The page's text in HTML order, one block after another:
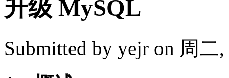
升级 MySQL
Submitted by yejr on 周二,